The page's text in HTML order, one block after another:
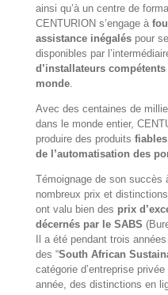
ainsi qu’à un centre de
CENTURION s’engage à
assistance inégaléspour
disponibles par
d’installateurs
monde.
Avec des centaines de
dans le monde entier,
produire des produits
de l’automatisation des
Témoignage de son succès
nombreux prix et
ont valu bien des prix
décernés par le SABS
Il a été pendant trois
des “South African
catégorie d’entreprise
année, des distinctions en